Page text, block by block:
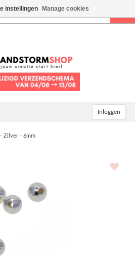
Inloggen
Zilver - 6mm
instellingen Manage cookies